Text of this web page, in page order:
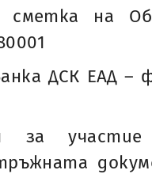
сметка на
ДСК ЕАД
за